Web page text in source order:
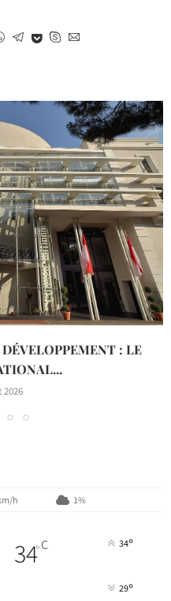
: LE
h 1%
34°C 34°
29°